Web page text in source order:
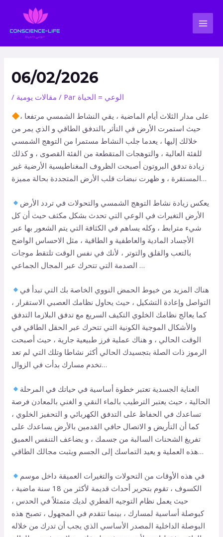
contenu
06/02/2026
/ مقالات يومية / Par الوعي = الحياة
على مدار الثلاث أيام الماضية ، يقي النشاط الشمسي مرتفعا ،
حيث استمرت الأرض في التأثر بالتدفق الطاقي و الذي يمر من
خلالك إليها ، يعدما جلب النشاط مستمرا من التوهج الشمسي
للفئة العالية ، والتوهجات المتقطعة من الفئة القصوى ، و كذلك
زيادة تدفق البروتون أصبحت الظروف المغناطيسية الأرضية غير
المستقرة ، و ظهرت نبضات قلب الأرض المتجددة بحالة مميزة…
يعكس زيادة نشاط التوهج الشمسي والتحولات في تردد الأرض
الأرض التغيرات في الوعي التي تحدث بشكل مكثف حيث أن كل
شيء مترابط ، وكله يساهم في الكثافة التي يتم الشعور بها عبر
الأجساد المادية والعاطفية و الطاقية ، مثل الاحساس الواضح
بالتعب والقلق والتوتر ، لأنك في نفس الوقت تلتقط موجات
الصدمة التي تتحرك عبر المجال الجماعي …
هناك المزيد من خيوط الحمض النووي الخاصة بك التي تبدأ في
التواصل وإعادة التشكيل ، حيث يحاول نظامك العصبي الاستقرار ،
كما يعالج نظامك الخلوي التكيف السريع مع تدفق البلازما التدفق
والأشكال الموجية الكونية التي تتحرك عبر الحقل الطاقي في
الوقت الحالي ، و هناك عملية فرز طبيعية جارية ، حيث أصبحت
الرموز ذات الصلة بتجسيدك الحالي أكثر نشاطا وتلك التي لم تعد
تخدم مسارك بدأت في الزوال…
العناية الجسدية تعتبر خطوة أساسية في حياتك في المرحلة
الحالية ، حيث يعتبر الترطيب بالماء النقي و الغني بالمعادن فرصة
تساعدك في الحفاظ على التدفق الكهربائي و التحفيز الخلوي ،
كما أن التأريض و الاتصال حافي القدمين بالأرض يساعدك على
تفريغ الشحنات السالبة من جسمك ، و يضاعف التنفس العميق
هذه العملية و يعيد التماسك إلى الجسم ويثبت مجالك الطاقي…
في هذه الأوقات من التحولات والتغيرات العميقة داخل موسم
الكسوف ، تقوم بتحرير أحداث قديمة لأكثر من 18 سنة ماضية ،
حيث يعمل نظام التوجيه الفطري لديك متمثلاً في الحدس ،
كبوصلة أساسية لمسارك ، بينما تتقدم في المجهول ، تصبح هذه
البوصلة الداخلية المصدر الأساسي الذي يجب أن تدرك من خلاله
Navigation
articles